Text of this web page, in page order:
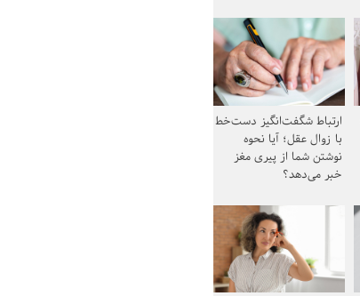
ارتباط شگفت‌انگیز دست‌خط
با زوال عقل؛ آیا نحوه
نوشتن شما از پیری مغز
خبر می‌دهد؟